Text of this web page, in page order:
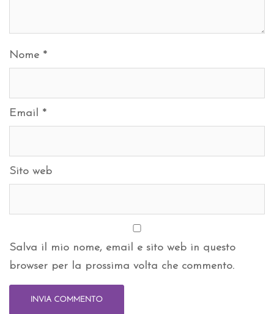
Nome *
Email *
Sito web
Salva il mio nome, email e sito web in questo
browser per la prossima volta che commento.